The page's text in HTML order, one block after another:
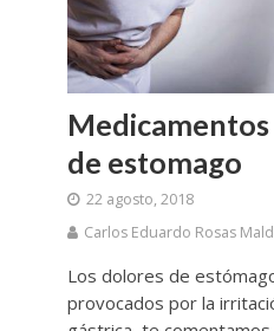
de estomago
22 agosto, 2018
Carlos Eduardo Rosas
Los dolores de
provocados por la